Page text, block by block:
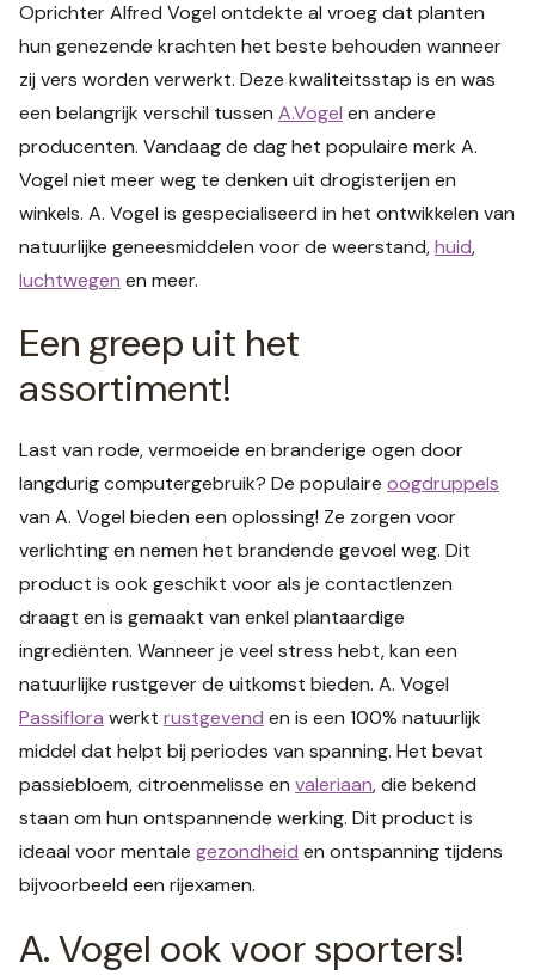
Oprichter Alfred Vogel ontdekte al vroeg dat planten
hun genezende krachten het beste behouden wanneer
zij vers worden verwerkt. Deze kwaliteitsstap is en was
een belangrijk verschil tussen A.Vogel en andere
producenten. Vandaag de dag het populaire merk A.
Vogel niet meer weg te denken uit drogisterijen en
winkels. A. Vogel is gespecialiseerd in het ontwikkelen van
natuurlijke geneesmiddelen voor de weerstand,huid,
luchtwegen en meer.
Een greep uit het
assortiment!
Last van rode, vermoeide en branderige ogen door
langdurig computergebruik? De populaire oogdruppels
van A. Vogel bieden een oplossing! Ze zorgen voor
verlichting en nemen het brandende gevoel weg. Dit
product is ook geschikt voor als je contactlenzen
draagt en is gemaakt van enkel plantaardige
ingrediënten. Wanneer je veel stress hebt, kan een
natuurlijke rustgever de uitkomst bieden. A. Vogel
Passiflora werkt rustgevend en is een 100% natuurlijk
middel dat helpt bij periodes van spanning. Het bevat
passiebloem, citroenmelisse en valeriaan, die bekend
staan om hun ontspannende werking. Dit product is
ideaal voor mentale gezondheid en ontspanning tijdens
bijvoorbeeld een rijexamen.
A. Vogel ook voor sporters!